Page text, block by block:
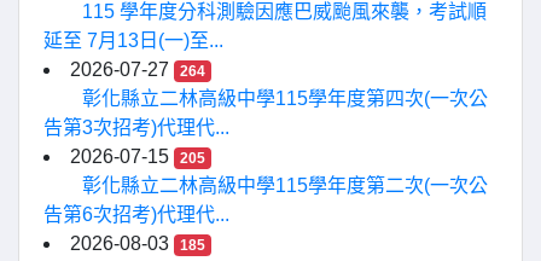
115 學年度分科測驗因應巴威颱風來襲，考試順
延至 7月13日(一)至...
2026-07-27
264
彰化縣立二林高級中學115學年度第四次(一次公
告第3次招考)代理代...
2026-07-15
205
彰化縣立二林高級中學115學年度第二次(一次公
告第6次招考)代理代...
2026-08-03
185